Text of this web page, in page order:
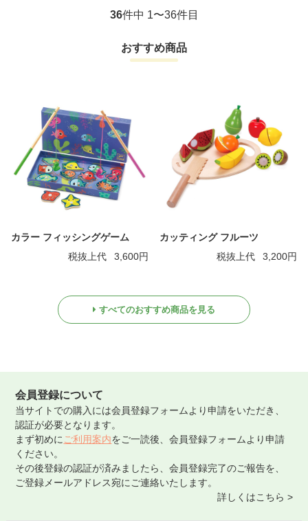
36件中 1〜36件目
おすすめ商品
カラー フィッシングゲーム
税抜上代
3,600円
カッティング フルーツ
税抜上代
3,200円
すべてのおすすめ商品を見る
会員登録について
当サイトでの購入には会員登録フォームより申請をいただき、
認証が必要となります。
まず初めに ご利用案内をご一読後、会員登録フォームより申請
ください。
その後登録の認証が済みましたら、会員登録完了のご報告を、
ご登録メールアドレス宛にご連絡いたします。
詳しくはこちら >